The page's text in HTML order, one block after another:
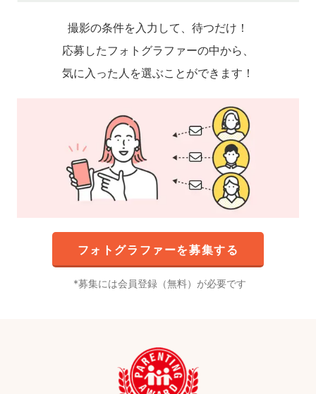
撮影の条件を入力して、待つだけ！
応募したフォトグラファーの中から、
気に入った人を選ぶことができます！
フォトグラファーを募集する
募集には会員登録（無料）が必要です